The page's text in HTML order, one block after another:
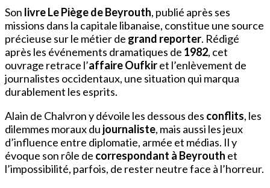
Son livre Le Piège de Beyrouth, publié après ses
missions dans la capitale libanaise, constitue une source
précieuse sur le métier de grand reporter. Rédigé
après les événements dramatiques de 1982, cet
ouvrage retrace l’affaire Oufkiret l’enlèvement de
journalistes occidentaux, une situation qui marqua
durablement les esprits.
Alain de Chalvron y dévoile les dessous des conflits, les
dilemmes moraux du journaliste, mais aussi les jeux
d’influence entre diplomatie, armée et médias. Il y
évoque son rôle de correspondant à Beyrouth et
l’impossibilité, parfois, de rester neutre face à l’horreur.